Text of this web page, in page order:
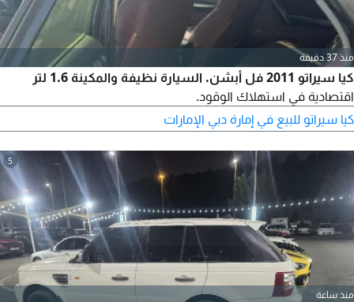
منذ 37 دقيقة
كيا سيراتو 2011 فل أبشن. السيارة نظيفة والمكينة 1.6 لتر
اقتصادية في استهلاك الوقود.
كيا سيراتو للبيع في إمارة دبي الإمارات
5
منذ ساعة